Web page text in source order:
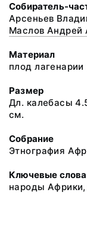
Собиратель-
Арсеньев
Маслов Андрей
Материал
плод
Размер
Дл. калебасы
см.
Собрание
Этнография
Ключевые слова
народы